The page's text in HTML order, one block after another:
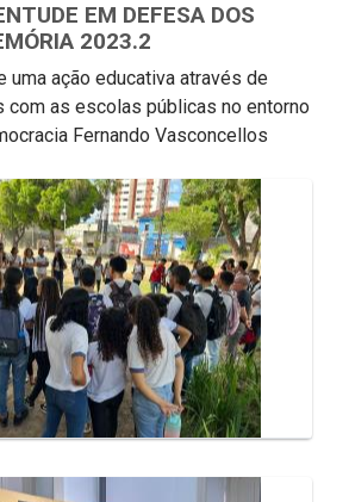
EM DEFESA DOS
2023.2
uma ação educativa através de
as escolas públicas no entorno
Fernando Vasconcellos